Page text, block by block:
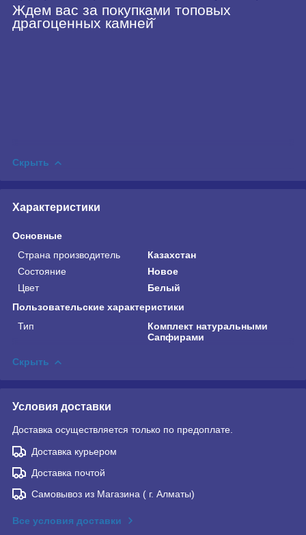
Ждем вас за покупками топовых
драгоценных камней̆
Скрыть
Характеристики
Основные
Страна производитель
Казахстан
Состояние
Новое
Цвет
Белый
Пользовательские характеристики
Тип
Комплект натуральными
Сапфирами
Скрыть
Условия доставки
Доставка осуществляется только по предоплате.
Доставка курьером
Доставка почтой
Самовывоз из Магазина ( г. Алматы)
Все условия доставки